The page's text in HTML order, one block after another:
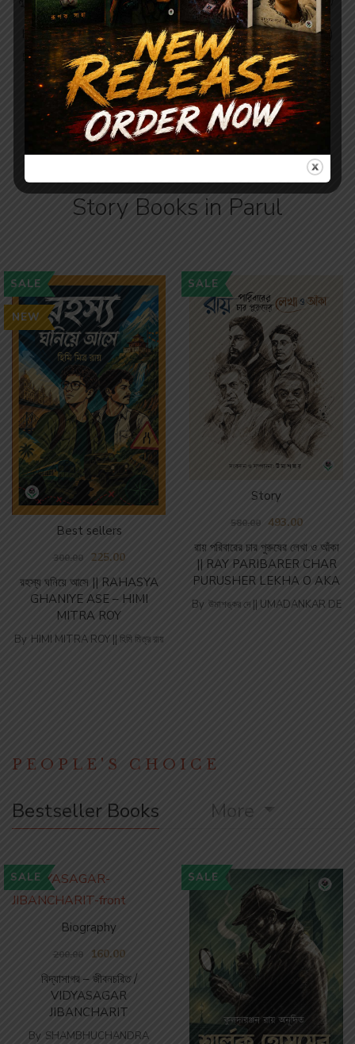
MUHURTA KOTHA –
HARSH DUTTA (VOL-2)
By HARSHA DUTTA | হর্ষ দত্ত
MUHURTA KOTHA –
HARSH DUTTA (VOL-1)
By HARSHA DUTTA | হর্ষ দত্ত
Story Books in Parul
SALE
NEW
রহস্য ঘনিয়ে আসে || RAHASYA
GHANIYE ASE – HIMI
MITRA ROY
Best sellers
300.00 225.00
By HIMI MITRA ROY || হিমি মিত্র রায়
SALE
রায় পরিবারের চার পুরুষের লেখা ও আঁকা
|| RAY PARIBARER CHAR
PURUSHER LEKHA O AKA
Story
580.00 493.00
By উমাশঙ্কর দে || UMADANKAR DE
PEOPLE'S CHOICE
Bestseller Books More
SALE
বিদ্যাসাগর – জীবনচরিত /
VIDYASAGAR
JIBANCHARIT
Biography
200.00 160.00
By SHAMBHUCHANDRA
SALE